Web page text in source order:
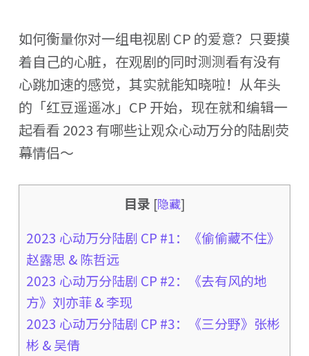
如何衡量你对一组电视剧 CP 的爱意？只要摸
着自己的心脏，在观剧的同时测测看有没有
心跳加速的感觉，其实就能知晓啦！从年头
的「红豆遥遥冰」CP 开始，现在就和编辑一
起看看 2023 有哪些让观众心动万分的陆剧荧
幕情侣～
目录 [隐藏]
2023 心动万分陆剧 CP #1：《偷偷藏不住》
赵露思 & 陈哲远
2023 心动万分陆剧 CP #2：《去有风的地
方》刘亦菲 & 李现
2023 心动万分陆剧 CP #3：《三分野》张彬
彬 & 吴倩